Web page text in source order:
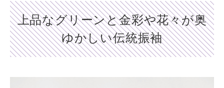
Plan
プラン
Shop list
店舗一覧
上品なグリーンと金彩や花々が奥
ゆかしい伝統振袖